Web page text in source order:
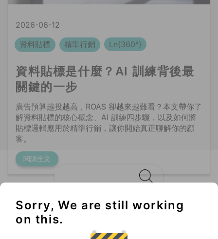
關鍵的一步
廣告預算越投越高，ROAS 卻越來越難看？本文帶你了
貼標邏輯應用於精準行銷，讓你開始真正聊解你的顧
客。
閱讀全文
Sorry, We are still working
on this.